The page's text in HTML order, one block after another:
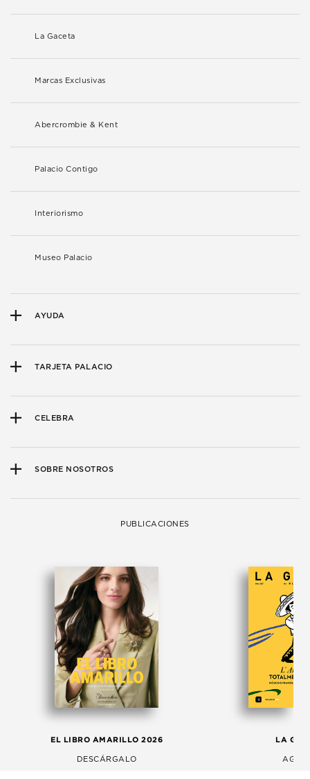
La Gaceta
Marcas Exclusivas
Abercrombie & Kent
Palacio Contigo
Interiorismo
Museo Palacio
AYUDA
TARJETA PALACIO
CELEBRA
SOBRE NOSOTROS
PUBLICACIONES
EL LIBRO AMARILLO 2026
DESCÁRGALO
LA